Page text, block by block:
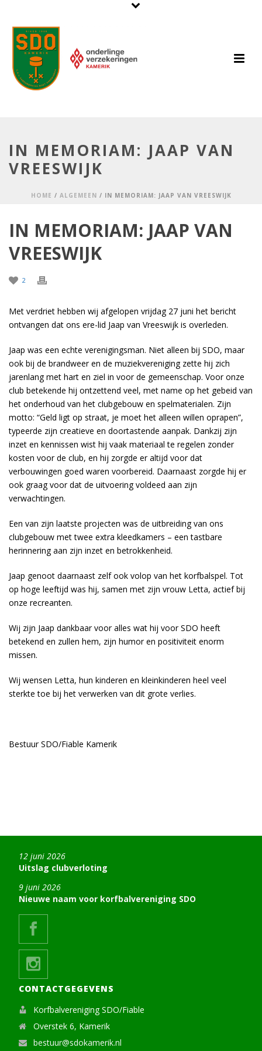
IN MEMORIAM: JAAP VAN
VREESWIJK
HOME / ALGEMEEN / IN MEMORIAM: JAAP VAN VREESWIJK
IN MEMORIAM: JAAP VAN
VREESWIJK
2
Met verdriet hebben wij afgelopen vrijdag 27 juni het bericht
ontvangen dat ons ere-lid Jaap van Vreeswijk is overleden.
Jaap was een echte verenigingsman. Niet alleen bij SDO, maar
ook bij de brandweer en de muziekvereniging zette hij zich
jarenlang met hart en ziel in voor de gemeenschap. Voor onze
club betekende hij ontzettend veel, met name op het gebeid van
het onderhoud van het clubgebouw en spelmaterialen. Zijn
motto: “Geld ligt op straat, je moet het alleen willen oprapen”,
typeerde zijn creatieve en doortastende aanpak. Dankzij zijn
inzet en kennissen wist hij vaak materiaal te regelen zonder
kosten voor de club, en hij zorgde er altijd voor dat
verbouwingen goed waren voorbereid. Daarnaast zorgde hij er
ook graag voor dat de uitvoering voldeed aan zijn
verwachtingen.
Een van zijn laatste projecten was de uitbreiding van ons
clubgebouw met twee extra kleedkamers – een tastbare
herinnering aan zijn inzet en betrokkenheid.
Jaap genoot daarnaast zelf ook volop van het korfbalspel. Tot
op hoge leeftijd was hij, samen met zijn vrouw Letta, actief bij
onze recreanten.
Wij zijn Jaap dankbaar voor alles wat hij voor SDO heeft
betekend en zullen hem, zijn humor en positiviteit enorm
missen.
Wij wensen Letta, hun kinderen en kleinkinderen heel veel
sterkte toe bij het verwerken van dit grote verlies.
Bestuur SDO/Fiable Kamerik
Uitslag clubverloting
12 juni 2026
Nieuwe naam voor korfbalvereniging SDO
9 juni 2026
CONTACTGEGEVENS
Korfbalvereniging SDO/Fiable
Overstek 6, Kamerik
bestuur@sdokamerik.nl